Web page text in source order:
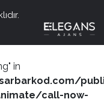
in
call-now-